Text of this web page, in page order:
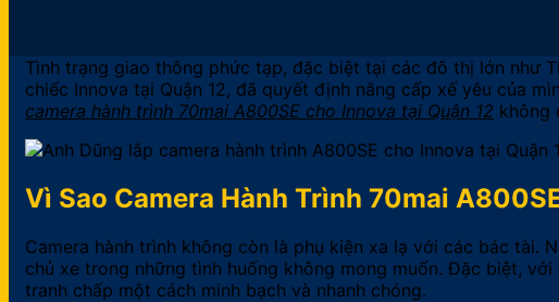
Tình trạng giao thông phức tạp, đặc biệt tại các đô thị lớn như
chiếc Innova tại Quận 12, đã quyết định nâng cấp xế yêu của
camera hành trình 70mai A800SE cho Innova tại Quận 12 không
Vì Sao Camera Hành Trình 70mai
Camera hành trình không còn là phụ kiện xa lạ với các bác tài.
chủ xe trong những tình huống không mong muốn. Đặc biệt,
tranh chấp một cách minh bạch và nhanh chóng.